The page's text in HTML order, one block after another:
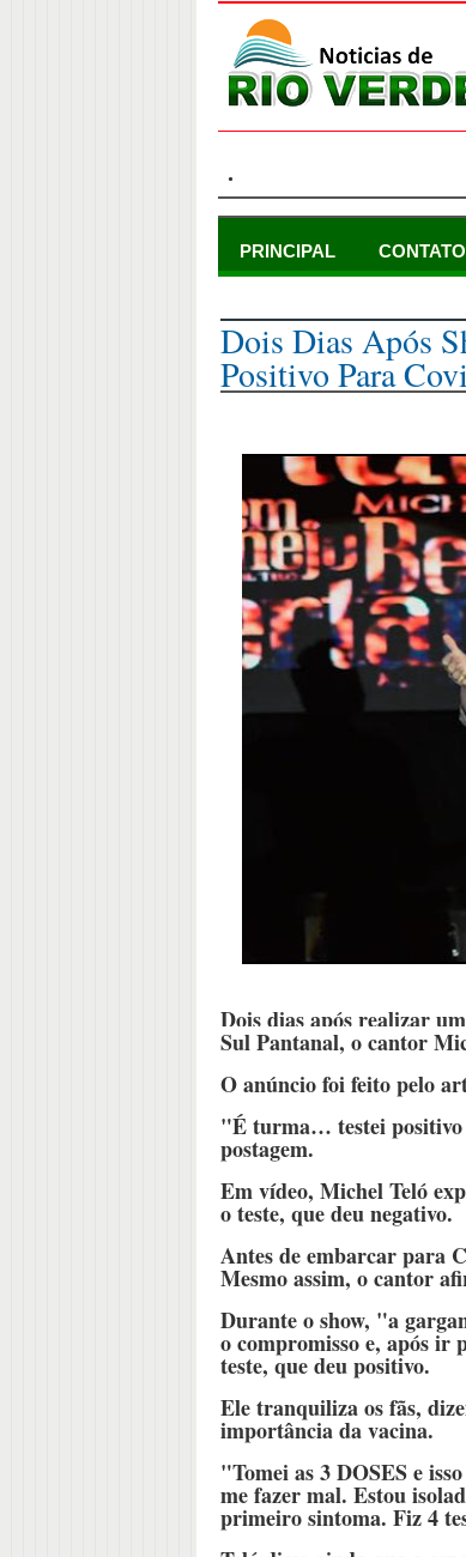
.
PRINCIPAL CONTATO
Dois Dias Após
Positivo Para
Dois dias após realizar
Sul Pantanal, o cantor
O anúncio foi feito pelo
"É turma… testei positivo
postagem.
Em vídeo, Michel Teló
o teste, que deu negativo.
Antes de embarcar para
Mesmo assim, o cantor
Durante o show, "a
o compromisso e, após ir
teste, que deu positivo.
Ele tranquiliza os fãs,
importância da vacina.
"Tomei as 3 DOSES e
me fazer mal. Estou
primeiro sintoma. Fiz 4